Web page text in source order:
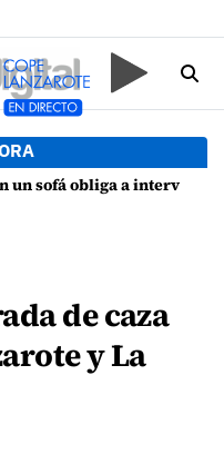
en una vivienda de Playa Honda
de caza
y La